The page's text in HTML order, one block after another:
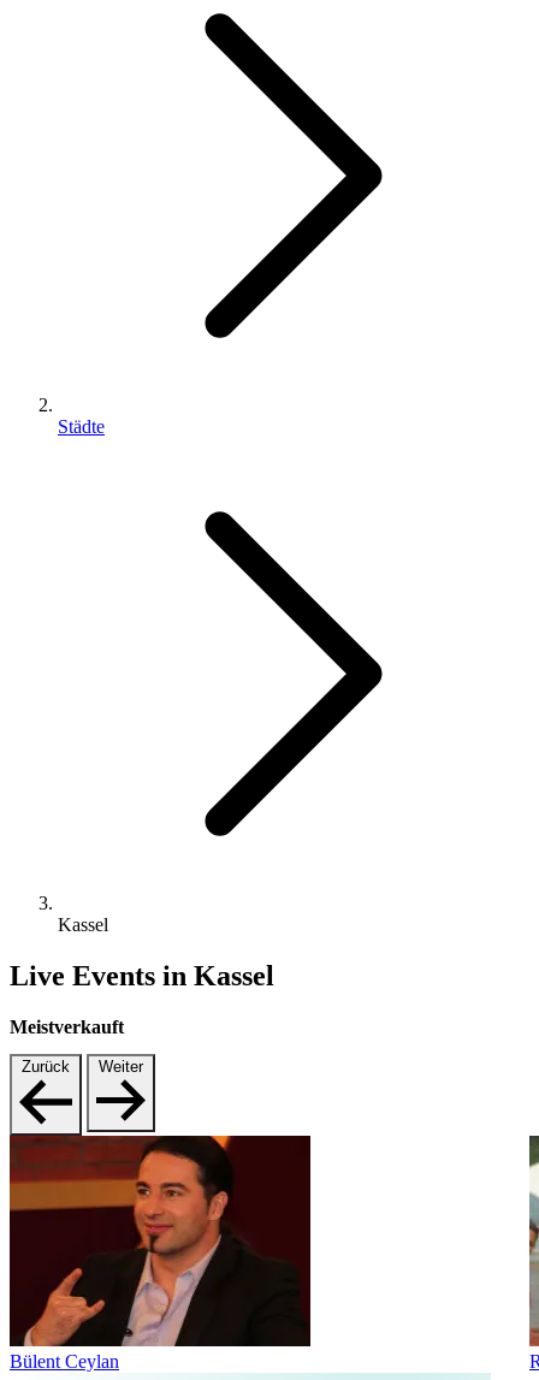
Städte
Kassel
Live Events in Kassel
Meistverkauft
Zurück Weiter
Bülent Ceylan